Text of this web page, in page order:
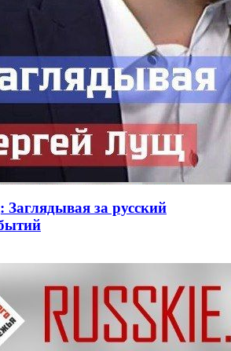
за русский